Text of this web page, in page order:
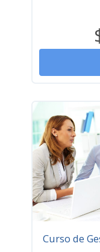
Curso de